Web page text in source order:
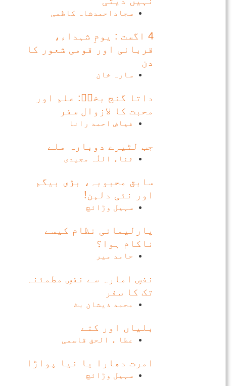
سجاداحمدشاہ کاظمی
4 اگست : یومِ شہداء،
قربانی اور قومی شعور کا
دن
سارہ خان
داتا گنج بخشؒ: علم اور
محبت کا لازوال سفر
فیاض احمد رانا
جب لٹیرے دوبارہ ملے
ثناء اللّٰہ مجیدی
سابق محبوبہ، بڑی بیگم
اور نئی دلہن!
سہیل وڑائچ
پارلیمانی نظام کیسے
ناکام ہوا؟
حامد میر
نفسِ امارہ سے نفسِ مطمئنہ
تک کا سفر
محمد ذیشان بٹ
بلیاں اور کتے
عطا ء الحق قاسمی
امرت دھارا یا نیا پواڑا
سہیل وڑائچ